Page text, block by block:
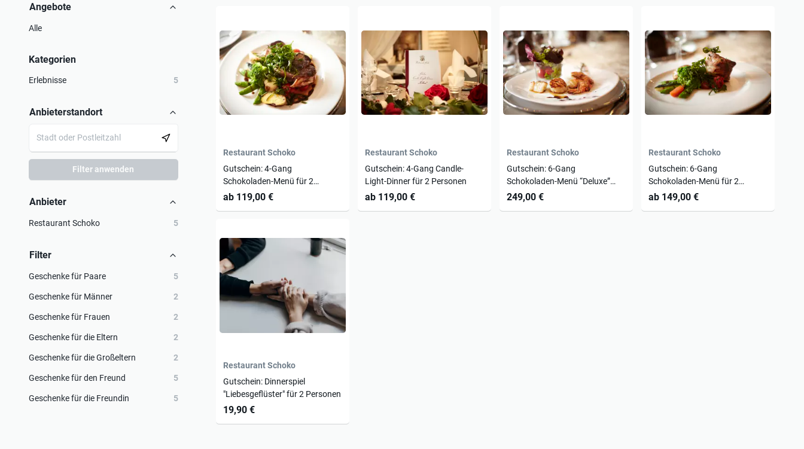
Angebote
Alle
Kategorien
Erlebnisse 5
Anbieterstandort
Filter anwenden
Anbieter
Restaurant Schoko 5
Filter
Geschenke für Paare 5
Geschenke für Männer 2
Geschenke für Frauen 2
Geschenke für die Eltern 2
Geschenke für die Großeltern 2
Geschenke für den Freund 5
Geschenke für die Freundin 5
Restaurant Schoko
Gutschein: 4-Gang
Schokoladen-Menü für 2
Personen
ab 119,00 €
Restaurant Schoko
Gutschein: 4-Gang Candle-
Light-Dinner für 2 Personen
ab 119,00 €
Restaurant Schoko
Gutschein: 6-Gang
Schokoladen-Menü “Deluxe”
inkl. Weinbegleitung und Wasser
249,00 €
Restaurant Schoko
Gutschein: 6-Gang
Schokoladen-Menü für 2
Personen
ab 149,00 €
Restaurant Schoko
Gutschein: Dinnerspiel
"Liebesgeflüster" für 2 Personen
19,90 €